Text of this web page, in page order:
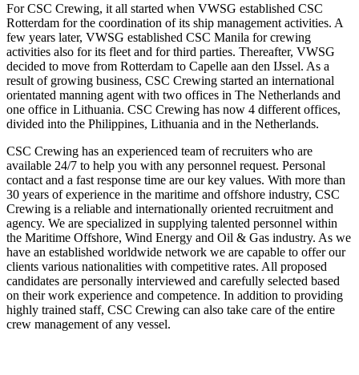
For CSC Crewing, it all started when VWSG established CSC
Rotterdam for the coordination of its ship management activities. A
few years later, VWSG established CSC Manila for crewing
activities also for its fleet and for third parties. Thereafter, VWSG
decided to move from Rotterdam to Capelle aan den IJssel. As a
result of growing business, CSC Crewing started an international
orientated manning agent with two offices in The Netherlands and
one office in Lithuania. CSC Crewing has now 4 different offices,
divided into the Philippines, Lithuania and in the Netherlands.
CSC Crewing has an experienced team of recruiters who are
available 24/7 to help you with any personnel request. Personal
contact and a fast response time are our key values. With more than
30 years of experience in the maritime and offshore industry, CSC
Crewing is a reliable and internationally oriented recruitment and
agency. We are specialized in supplying talented personnel within
the Maritime Offshore, Wind Energy and Oil & Gas industry. As we
have an established worldwide network we are capable to offer our
clients various nationalities with competitive rates. All proposed
candidates are personally interviewed and carefully selected based
on their work experience and competence. In addition to providing
highly trained staff, CSC Crewing can also take care of the entire
crew management of any vessel.